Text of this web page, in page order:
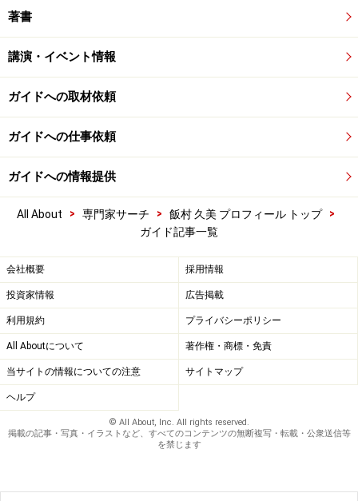
著書
講演・イベント情報
ガイドへの取材依頼
ガイドへの仕事依頼
ガイドへの情報提供
All About > 専門家サーチ > 飯村 久美 プロフィール トップ
>
ガイド記事一覧
会社概要 採用情報
投資家情報 広告掲載
利用規約 プライバシーポリシー
All Aboutについて 著作権・商標・免責
当サイトの情報についての注意 サイトマップ
ヘルプ
© All About, Inc. All rights reserved.
掲載の記事・写真・イラストなど、すべてのコンテンツの無断複写・転載・公衆送信等
を禁じます